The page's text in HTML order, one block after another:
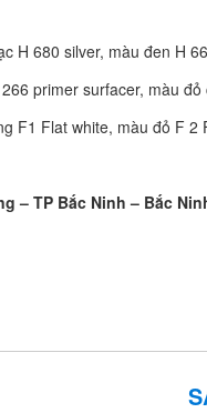
H 680 silver, màu đen H
primer surfacer, màu
F1 Flat white, màu đỏ F
– TP Bắc Ninh – Bắc